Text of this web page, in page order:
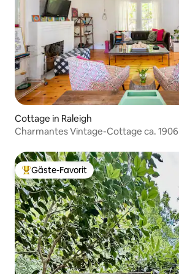
Cottage in Raleigh
Charmantes Vintage-Cottage ca. 1906
Beliebter Gäste-Favorit.
Gäste-Favorit